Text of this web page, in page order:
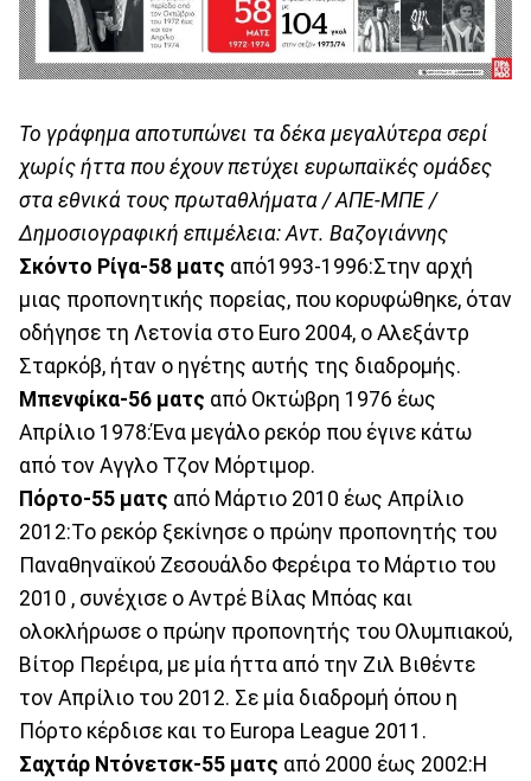
Το γράφημα αποτυπώνει τα δέκα μεγαλύτερα σερί
χωρίς ήττα που έχουν πετύχει ευρωπαϊκές ομάδες
στα εθνικά τους πρωταθλήματα / ΑΠΕ-ΜΠΕ /
Δημοσιογραφική επιμέλεια: Αντ. Βαζογιάννης
Σκόντο Ρίγα-58 ματς από1993-1996:Στην αρχή
μιας προπονητικής πορείας, που κορυφώθηκε, όταν
οδήγησε τη Λετονία στο Euro 2004, ο Αλεξάντρ
Σταρκόβ, ήταν ο ηγέτης αυτής της διαδρομής.
Μπενφίκα-56 ματς από Οκτώβρη 1976 έως
Απρίλιο 1978:Ένα μεγάλο ρεκόρ που έγινε κάτω
από τον Αγγλο Τζον Μόρτιμορ.
Πόρτο-55 ματς από Μάρτιο 2010 έως Απρίλιο
2012:Το ρεκόρ ξεκίνησε ο πρώην προπονητής του
Παναθηναϊκού Ζεσουάλδο Φερέιρα το Μάρτιο του
2010 , συνέχισε ο Αντρέ Βίλας Μπόας και
ολοκλήρωσε ο πρώην προπονητής του Ολυμπιακού,
Βίτορ Περέιρα, με μία ήττα από την Ζιλ Βιθέντε
τον Απρίλιο του 2012. Σε μία διαδρομή όπου η
Πόρτο κέρδισε και το Europa League 2011.
Σαχτάρ Ντόνετσκ-55 ματς από 2000 έως 2002:Η